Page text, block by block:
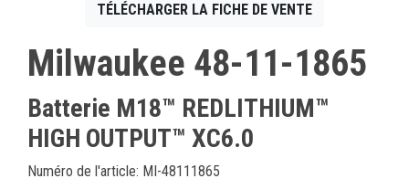
TÉLÉCHARGER LA FICHE DE VENTE
Milwaukee 48-11-1865
Batterie M18™ REDLITHIUM™
HIGH OUTPUT™ XC6.0
Numéro de l'article: MI-48111865